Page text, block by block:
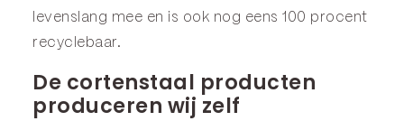
levenslang mee en is ook nog eens 100 procent
recyclebaar.
De cortenstaal producten
produceren wij zelf